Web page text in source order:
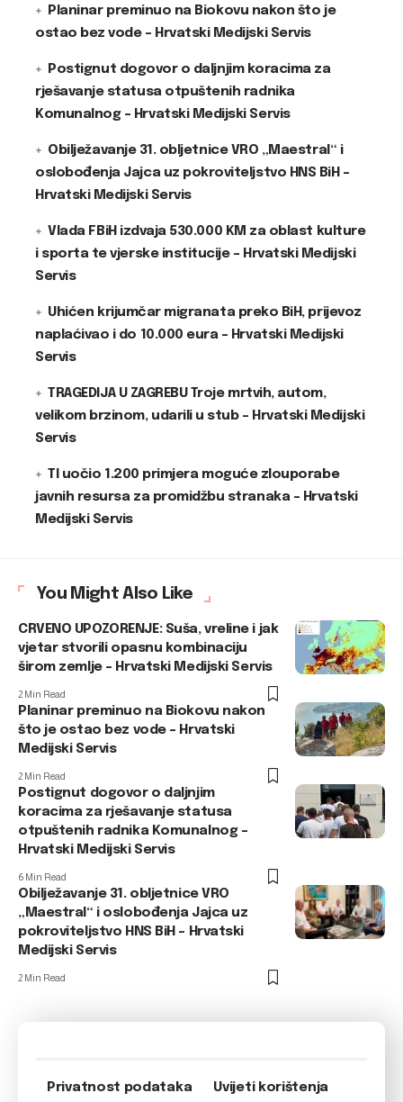
Planinar preminuo na Biokovu nakon što je
ostao bez vode – Hrvatski Medijski Servis
Postignut dogovor o daljnjim koracima za
rješavanje statusa otpuštenih radnika
Komunalnog – Hrvatski Medijski Servis
Obilježavanje 31. obljetnice VRO „Maestral“ i
oslobođenja Jajca uz pokroviteljstvo HNS BiH –
Hrvatski Medijski Servis
Vlada FBiH izdvaja 530.000 KM za oblast kulture
i sporta te vjerske institucije – Hrvatski Medijski
Servis
Uhićen krijumčar migranata preko BiH, prijevoz
naplaćivao i do 10.000 eura – Hrvatski Medijski
Servis
TRAGEDIJA U ZAGREBU Troje mrtvih, autom,
velikom brzinom, udarili u stub – Hrvatski Medijski
Servis
TI uočio 1.200 primjera moguće zlouporabe
javnih resursa za promidžbu stranaka – Hrvatski
Medijski Servis
You Might Also Like
CRVENO UPOZORENJE: Suša, vreline i jak
vjetar stvorili opasnu kombinaciju
širom zemlje – Hrvatski Medijski Servis
2 Min Read
Planinar preminuo na Biokovu nakon
što je ostao bez vode – Hrvatski
Medijski Servis
2 Min Read
Postignut dogovor o daljnjim
koracima za rješavanje statusa
otpuštenih radnika Komunalnog –
Hrvatski Medijski Servis
6 Min Read
Obilježavanje 31. obljetnice VRO
„Maestral“ i oslobođenja Jajca uz
pokroviteljstvo HNS BiH – Hrvatski
Medijski Servis
2 Min Read
Privatnost podataka Uvijeti korištenja